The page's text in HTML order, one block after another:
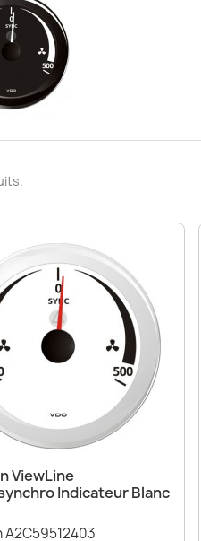
Aperçu rapide
ViewLine
Indicateur Blanc
A2C59512403